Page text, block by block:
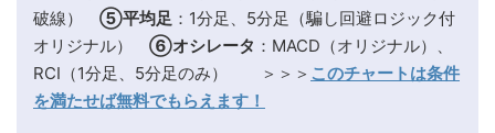
破線） ⑤平均足 ：1分足、5分足（騙し回避ロジック付
オリジナル） ⑥オシレータ ：MACD（オリジナル）、
RCI（1分足、5分足のみ） ＞＞＞ このチャートは条件
を満たせば無料でもらえます！